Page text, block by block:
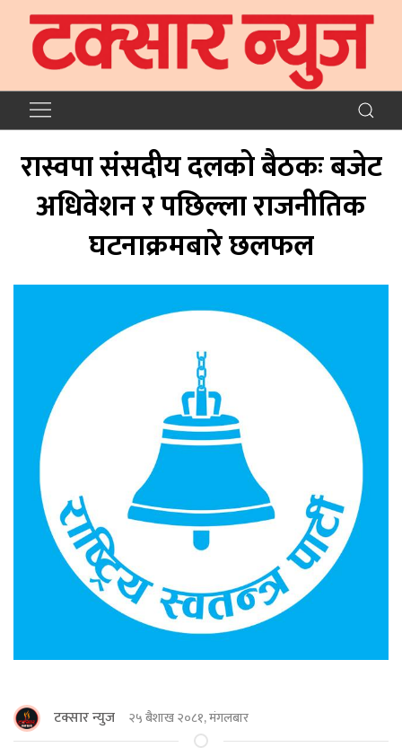
रास्वपा संसदीय दलको बैठकः बजेट
अधिवेशन र पछिल्ला राजनीतिक
घटनाक्रमबारे छलफल
टक्सार न्युज २५ बैशाख २०८१, मंगलबार